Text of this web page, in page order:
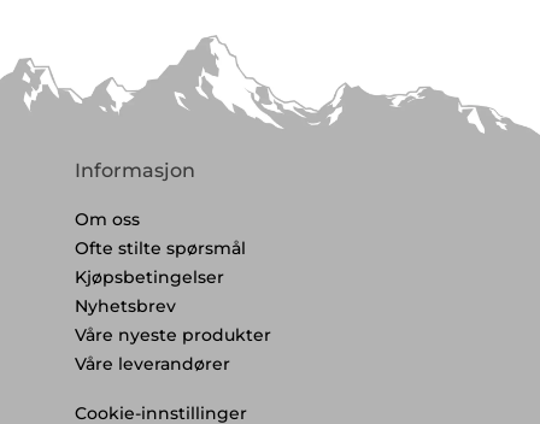
Informasjon
Om oss
Ofte stilte spørsmål
Kjøpsbetingelser
Nyhetsbrev
Våre nyeste produkter
Våre leverandører
Cookie-innstillinger